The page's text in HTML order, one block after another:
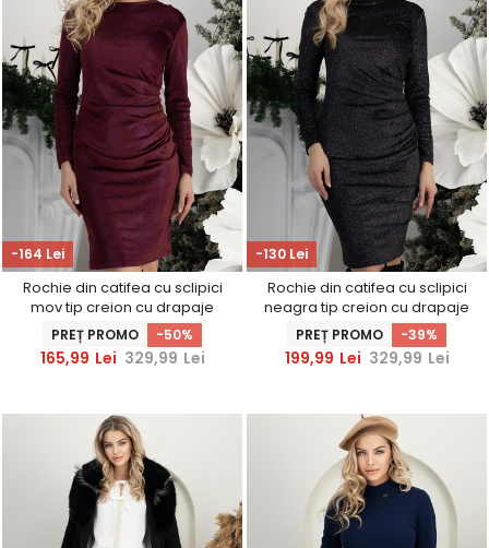
-164 Lei
Rochie din catifea cu sclipici
mov tip creion cu drapaje
laterale - StarShinerS
PREȚ PROMO -50%
165,99 Lei 329,99 Lei
-130 Lei
Rochie din catifea cu sclipici
neagra tip creion cu drapaje
laterale - StarShinerS
PREȚ PROMO -39%
199,99 Lei 329,99 Lei